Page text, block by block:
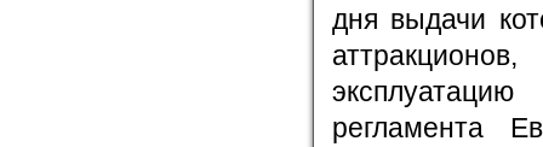
дня выдачи
регламента